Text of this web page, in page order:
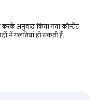
अनुवाद किया गया कॉन्टेंट
में गलतियां हो सकती हैं.